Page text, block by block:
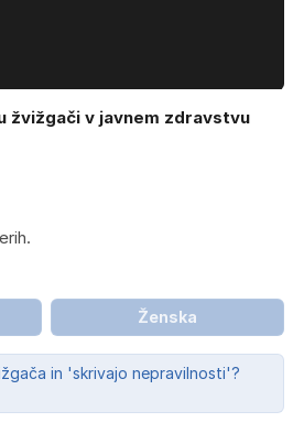
žvižgači v javnem zdravstvu
Ženska
in 'skrivajo nepravilnosti'?